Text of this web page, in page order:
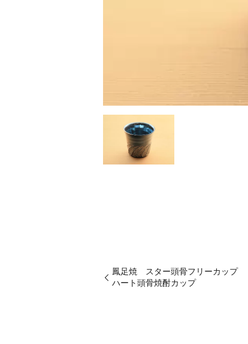
鳳足焼 スター頭骨フリーカップ
ハート頭骨焼酎カップ